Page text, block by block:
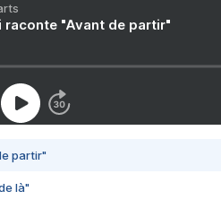
raconte "Avant de partir"
partir"
là"